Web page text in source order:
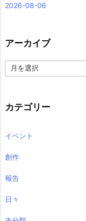
2026-08-06
アーカイブ
ー
ブ
カテゴリー
イベント
創作
報告
日々